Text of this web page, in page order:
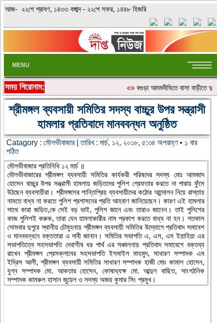
আজ- ২২শে শ্রাবণ, ১৪৩৩ বঙ্গাব্দ - ২২শে সফর, ১৪৪৮ হিজরি
MENU
সময় শিরোনাম: «»বগুড়া আদমদীঘিতে বাসা বাড়ীতে
শ্রীমঙ্গল ব্যবসায়ী সমিতির সদস্য বাচ্চুর উপর সন্ত্রাসী
হামলার প্রতিবাদে মানববন্ধন অনুষ্ঠিত
Catagory : মৌলভীবাজার| তারিখ : মার্চ, ১২, ২০১৮, ৫:৩৪ অপরাহ্ণ • ১ বার
পঠিত
মৌলভীবাজার প্রতিনিধি ১২ মার্চ ॥
মৌলভীবাজারের শ্রীমঙ্গল ব্যবসায়ী সমিতির কার্যকরী পরিষদের সদস্য মোঃ আমজাদ
হোসেন বাচ্চুর উপর সন্ত্রাসী হামলায় জড়িতদের পুলিশ গ্রেফতার করতে না পারায় ফুঁসে
উঠছেন ব্যবসায়ীরা। শ্রীমঙ্গলের শান্তিপ্রিয় ব্যবসায়ীদের কঠোর আন্দোলন নিয়ে রাস্তায়
নামতে বাধ্য না করতে পুলিশ প্রশাসনের প্রতি আহবাণ জানিয়েছেন। কারণ এই হামলার
সাথে কারা জড়িত,কে সেই বড় ভাই, পুলিশ জানে এবং তারাও জানেন। তাই পুলিশের
কাজ পুলিশই করুক, তারা যেন হামলাকারীর নাম প্রকাশ করতে বাধ্য না হন। গতকাল
সোমবার দুপুরে স্থানীয় চৌমুহনায় শ্রীমঙ্গল ব্যবসায়ী সমিতির উদ্যোগে প্রতিবাদ সমাবেশ
ও মানববন্ধনে বক্ততারা এ দাবী জানান। সমিতির সভাপতি এ, এস, এম ইয়াহিয়া এর
সভাপতিত্বে সহসভাপতি দেবাশীষ ধর পার্থ এর সঞ্চালনায় প্রতিবাদ সমাবেশে বক্তব্য
রাখেন শ্রীমঙ্গল প্রেসক্লাবের সহসভাপতি ইসমাইল মাহমুদ, সাধারণ সম্পাদক এম
ইদ্রিস আলী, শ্রীমঙ্গল ব্যবসায়ী সমিতির সাধারণ সম্পাদক হাজী মোঃ কামাল হোসেন,
যুগ্ন সম্পাদক মো. আকতার হোসেন, কোষাধ্যক্ষ মো. আব্দুল বাছিত, সাংগঠনিক
সম্পাদক কামরুল হাসান জুয়েল ও সদস্য অজয় কুমার সিং প্রমুখ।